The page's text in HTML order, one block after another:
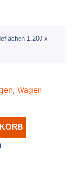
1.200 x
, Wagen